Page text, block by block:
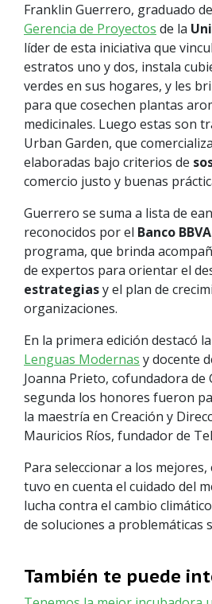
Franklin Guerrero, graduado
Gerencia de Proyectos de la
líder de esta iniciativa que
estratos uno y dos, instala
verdes en sus hogares, y les
para que cosechen plantas
medicinales. Luego estas son
Urban Garden, que
elaboradas bajo criterios de
comercio justo y buenas
Guerrero se suma a lista de
reconocidos por el Banco BBVA
programa, que brinda
de expertos para orientar el
estrategiasy el plan de
organizaciones.
En la primera edición destacó
Lenguas Modernas y docente
Joanna Prieto, cofundadora de
segunda los honores fueron
la maestría en Creación y
Mauricios Ríos, fundador de
Para seleccionar a los
tuvo en cuenta el cuidado del
lucha contra el cambio
de soluciones a problemáticas
También te puede